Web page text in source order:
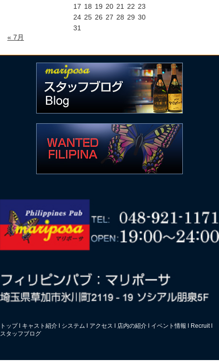
17 18 19 20 21 22 23
24 25 26 27 28 29 30
31
« 7月
トップl キャスト紹介 システム アクセス 店内の紹介 イベント情報 Recruitl
スタッフブログ